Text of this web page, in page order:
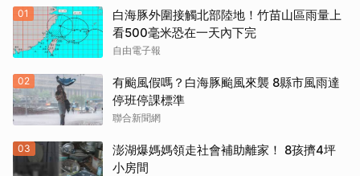
01
白海豚外圍接觸北部陸地！竹苗山區雨量上
看500毫米恐在一天內下完
自由電子報
02
有颱風假嗎？白海豚颱風來襲 8縣市風雨達
停班停課標準
聯合新聞網
03
澎湖爆媽媽領走社會補助離家！ 8孩擠4坪
小房間